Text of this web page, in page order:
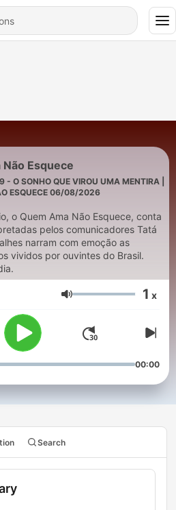
Esquece
- O SONHO QUE VIROU UMA MENTIRA |
ESQUECE 06/08/2026
o Quem Ama Não Esquece, conta
pelos comunicadores Tatá
narram com emoção as
vividos por ouvintes do Brasil.
Volume 1 x
00:00
Search